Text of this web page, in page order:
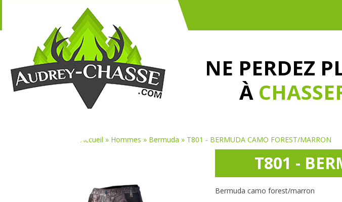
NE PERDEZ
À
Accueil » Hommes » Bermuda » T801 - BERMUDA CAMO FOREST/MARRON
T801 -
Bermuda camo forest/marron